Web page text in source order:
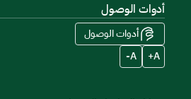
أدوات الوصول
أدوات الوصول
A+
A-